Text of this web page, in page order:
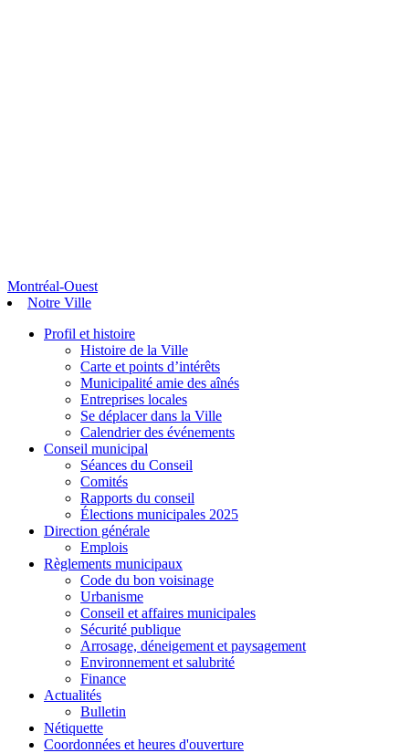
Montréal-Ouest
Notre Ville
Profil et histoire
Histoire de la Ville
Carte et points d’intérêts
Municipalité amie des aînés
Entreprises locales
Se déplacer dans la Ville
Calendrier des événements
Conseil municipal
Séances du Conseil
Comités
Rapports du conseil
Élections municipales 2025
Direction générale
Emplois
Règlements municipaux
Code du bon voisinage
Urbanisme
Conseil et affaires municipales
Sécurité publique
Arrosage, déneigement et paysagement
Environnement et salubrité
Finance
Actualités
Bulletin
Nétiquette
Coordonnées et heures d'ouverture